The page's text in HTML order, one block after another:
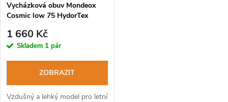
Vycházková obuv Mondeox
Cosmic low 75 HydorTex
1 660 Kč
Skladem 1 pár
ZOBRAZIT
Vzdušný a lehký model pro letní